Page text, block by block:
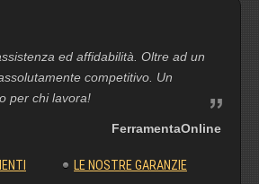
ed affidabilità. Oltre ad un
competitivo. Un
per chi lavora!
FerramentaOnline
LE NOSTRE GARANZIE